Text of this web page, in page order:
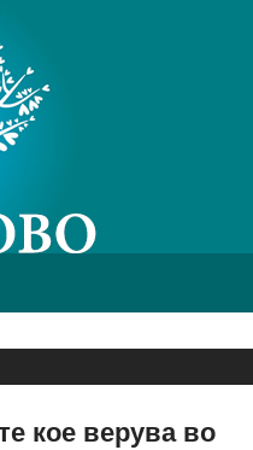
кое верува во